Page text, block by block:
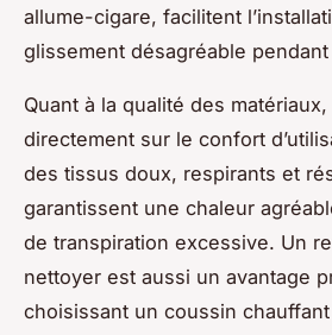
allume-cigare, facilitent
glissement désagréable
Quant à la qualité des
directement sur le confort
des tissus doux, respirants et
garantissent une chaleur
de transpiration excessive. Un
nettoyer est aussi un avantage
choisissant un coussin